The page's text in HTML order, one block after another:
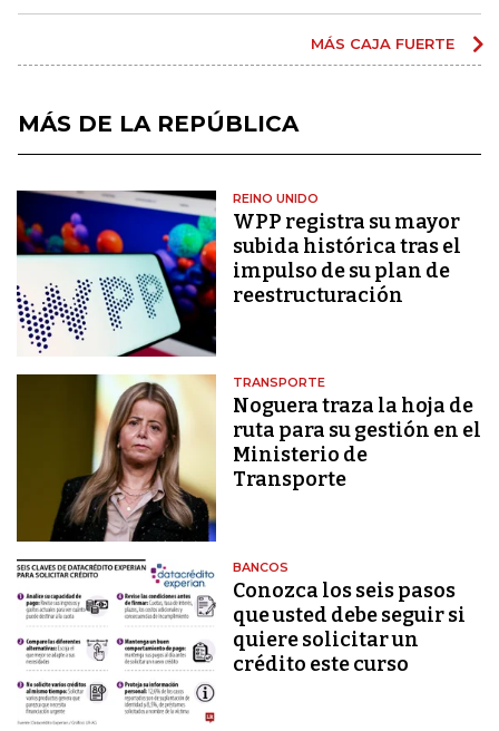
MÁS CAJA FUERTE
MÁS DE LA REPÚBLICA
REINO UNIDO
WPP registra su mayor
subida histórica tras el
impulso de su plan de
reestructuración
TRANSPORTE
Noguera traza la hoja de
ruta para su gestión en el
Ministerio de
Transporte
BANCOS
Conozca los seis pasos
que usted debe seguir si
quiere solicitar un
crédito este curso